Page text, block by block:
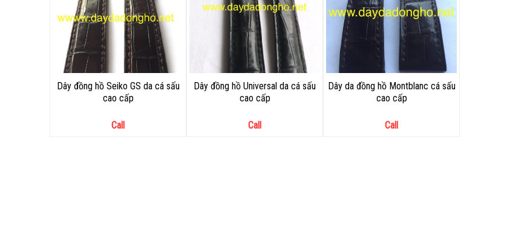
Dây đồng hồ Seiko GS da cá sấu
cao cấp
Call
Dây đồng hồ Universal da cá sấu
cao cấp
Call
Dây da đồng hồ Montblanc cá sấu
cao cấp
Call